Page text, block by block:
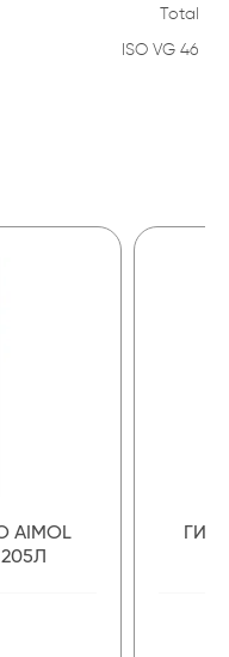
Total
ISO VG 46
AIMOL
205Л